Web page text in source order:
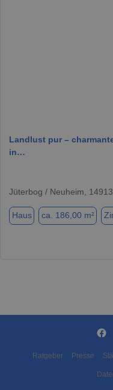
Landlust pur –
in…
Jüterbog / Neuheim, 14913
Haus ca. 186,00 m²
Ratgeber Presse